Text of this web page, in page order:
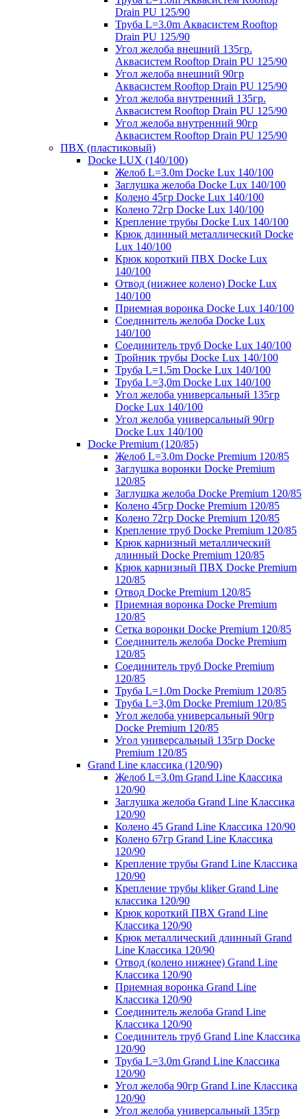
Drain PU 125/90
Труба L=3.0m Аквасистем Rooftop
Drain PU 125/90
Угол желоба внешний 135гр.
Аквасистем Rooftop Drain PU 125/90
Угол желоба внешний 90гр
Аквасистем Rooftop Drain PU 125/90
Угол желоба внутренний 135гр.
Аквасистем Rooftop Drain PU 125/90
Угол желоба внутренний 90гр
Аквасистем Rooftop Drain PU 125/90
ПВХ (пластиковый)
Docke LUX (140/100)
Желоб L=3.0m Docke Lux 140/100
Заглушка желоба Docke Lux 140/100
Колено 45гр Docke Lux 140/100
Колено 72гр Docke Lux 140/100
Крепление трубы Docke Lux 140/100
Крюк длинный металлический Docke
Lux 140/100
Крюк короткий ПВХ Docke Lux
140/100
Отвод (нижнее колено) Docke Lux
140/100
Приемная воронка Docke Lux 140/100
Соединитель желоба Docke Lux
140/100
Соединитель труб Docke Lux 140/100
Тройник трубы Docke Lux 140/100
Труба L=1.5m Docke Lux 140/100
Труба L=3,0m Docke Lux 140/100
Угол желоба универсальный 135гр
Docke Lux 140/100
Угол желоба универсальный 90гр
Docke Lux 140/100
Docke Premium (120/85)
Желоб L=3.0m Docke Premium 120/85
Заглушка воронки Docke Premium
120/85
Заглушка желоба Docke Premium 120/85
Колено 45гр Docke Premium 120/85
Колено 72гр Docke Premium 120/85
Крепление труб Docke Premium 120/85
Крюк карнизный металлический
длинный Docke Premium 120/85
Крюк карнизный ПВХ Docke Premium
120/85
Отвод Docke Premium 120/85
Приемная воронка Docke Premium
120/85
Сетка воронки Docke Premium 120/85
Соединитель желоба Docke Premium
120/85
Соединитель труб Docke Premium
120/85
Труба L=1.0m Docke Premium 120/85
Труба L=3,0m Docke Premium 120/85
Угол желоба универсальный 90гр
Docke Premium 120/85
Угол универсальный 135гр Docke
Premium 120/85
Grand Line классика (120/90)
Желоб L=3.0m Grand Line Классика
120/90
Заглушка желоба Grand Line Классика
120/90
Колено 45 Grand Line Классика 120/90
Колено 67гр Grand Line Классика
120/90
Крепление трубы Grand Line Классика
120/90
Крепление трубы kliker Grand Line
классика 120/90
Крюк короткий ПВХ Grand Line
Классика 120/90
Крюк металлический длинный Grand
Line Классика 120/90
Отвод (колено нижнее) Grand Line
Классика 120/90
Приемная воронка Grand Line
Классика 120/90
Соединитель желоба Grand Line
Классика 120/90
Соединитель труб Grand Line Классика
120/90
Труба L=3.0m Grand Line Классика
120/90
Угол желоба 90гр Grand Line Классика
120/90
Угол желоба универсальный 135гр